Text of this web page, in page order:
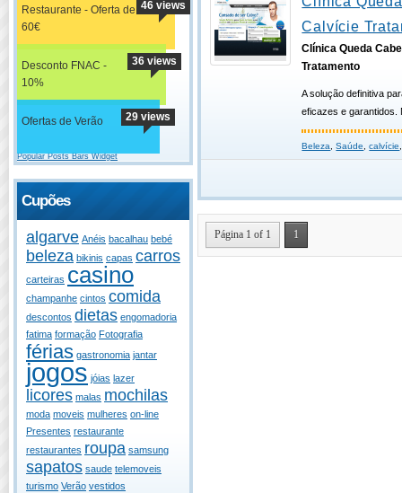
Restaurante - Oferta de
60€
46 views
Desconto FNAC -
10%
36 views
Ofertas de Verão 29 views
Popular Posts Bars Widget
Cupões
algarve Anéis bacalhau bebé
beleza bikinis capas carros
carteiras casino
champanhe cintos comida
descontos dietas engomadoria
fatima formação Fotografia
férias gastronomia jantar
jogos jóias lazer
licores malas mochilas
moda moveis mulheres on-line
Presentes restaurante
restaurantes roupa samsung
sapatos saude telemoveis
turismo Verão vestidos
Calvície
Clínica Queda
Tratamento
A solução definitiva
eficazes e garantidos.
Beleza ,Saúde ,calvície
Página 1 of 1 1